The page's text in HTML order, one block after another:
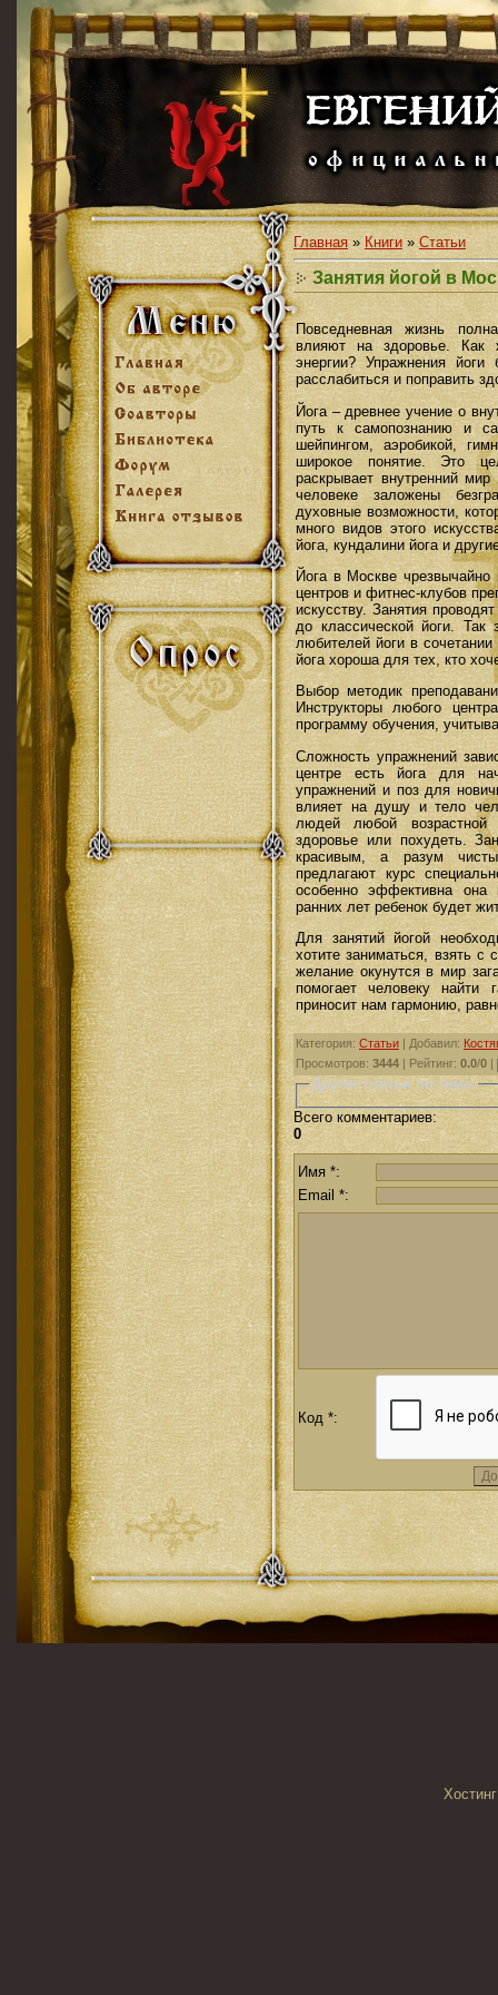
Главная » Книги»Статьи
Занятия йогой в
Повседневная жизнь
влияют на здоровье. Как
энергии? Упражнения
расслабиться и поправить
Йога – древнее учение о
путь к самопознанию и
шейпингом, аэробикой,
широкое понятие. Это
раскрывает внутренний
человеке заложены
духовные возможности,
много видов этого
йога, кундалини йога и
Йога в Москве чрезвычайно
центров и фитнес-клубов
искусству. Занятия
до классической йоги.
любителей йоги в
йога хороша для тех, кто
Выбор методик
Инструкторы любого
программу обучения,
Сложность упражнений
центре есть йога для
упражнений и поз для
влияет на душу и тело
людей любой возрастной
здоровье или похудеть.
красивым, а разум
предлагают курс
особенно эффективна
ранних лет ребенок будет
Для занятий йогой
хотите заниматься, взять
желание окунутся в мир
помогает человеку
приносит нам гармонию,
Категория: Статьи Добавил:
Просмотров: 3444 Рейтинг: 0.0/0
Другие статьи по теме:
Всего комментариев:
0
Имя *:
Email *:
Код *: